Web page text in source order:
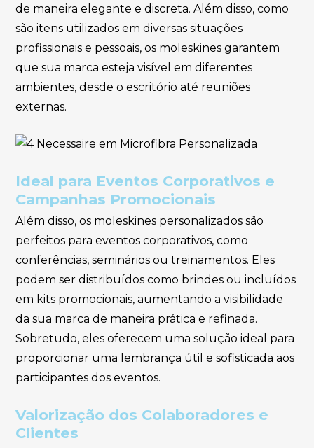
de maneira elegante e discreta. Além disso, como
são itens utilizados em diversas situações
profissionais e pessoais, os moleskines garantem
que sua marca esteja visível em diferentes
ambientes, desde o escritório até reuniões
externas.
Ideal para Eventos Corporativos e
Campanhas Promocionais
Além disso, os moleskines personalizados são
perfeitos para eventos corporativos, como
conferências, seminários ou treinamentos. Eles
podem ser distribuídos como brindes ou incluídos
em kits promocionais, aumentando a visibilidade
da sua marca de maneira prática e refinada.
Sobretudo, eles oferecem uma solução ideal para
proporcionar uma lembrança útil e sofisticada aos
participantes dos eventos.
Valorização dos Colaboradores e
Clientes